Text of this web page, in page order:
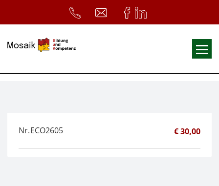
€ 30,00
Nr.ECO2605